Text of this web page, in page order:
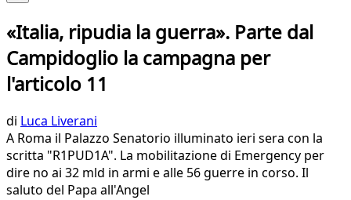
«Italia, ripudia la guerra». Parte dal
Campidoglio la campagna per
l'articolo 11
di Luca Liverani
A Roma il Palazzo Senatorio illuminato ieri sera con la
scritta "R1PUD1A". La mobilitazione di Emergency per
dire no ai 32 mld in armi e alle 56 guerre in corso. Il
saluto del Papa all'Angel